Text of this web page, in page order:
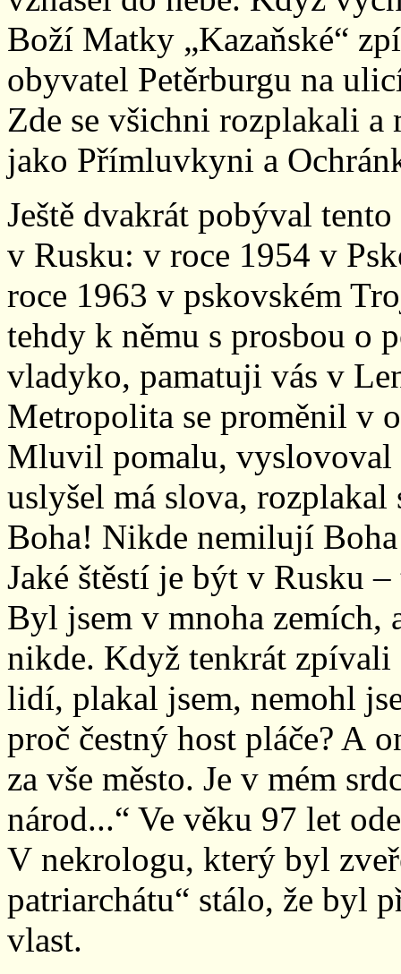
Boží Matky „Kazaňské“
obyvatel Petěrburgu na
Zde se všichni rozplakali
jako Přímluvkyni a
Ještě dvakrát pobýval
v Rusku: v roce 1954 v
roce 1963 v pskovském
tehdy k němu s prosbou o
vladyko, pamatuji vás v
Metropolita se proměnil v
Mluvil pomalu, vyslovoval
uslyšel má slova,
Boha! Nikde nemilují
Jaké štěstí je být v Rusku
Byl jsem v mnoha zemích,
nikde. Když tenkrát zpívali
lidí, plakal jsem, nemohl
proč čestný host pláče? A
za vše město. Je v mém
národ...“ Ve věku 97 let
V nekrologu, který byl
patriarchátu“ stálo, že byl
vlast.